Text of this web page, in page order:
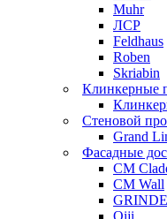
Muhr
ЛСР
Feldhaus
Roben
Skriabin
Клинкерные
Стеновой
Grand
Фасадные
CM
CM Wall
Qiji